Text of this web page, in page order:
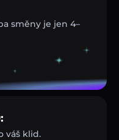
směny je jen 4–
váš klid.